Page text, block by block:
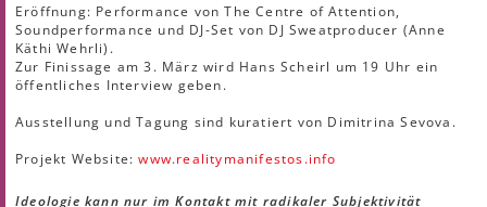
Eröffnung: Performance von The Centre of Attention,
Soundperformance und DJ-Set von DJ Sweatproducer (Anne
Käthi Wehrli).
Zur Finissage am 3. März wird Hans Scheirl um 19 Uhr ein
öffentliches Interview geben.
Ausstellung und Tagung sind kuratiert von Dimitrina Sevova.
Projekt Website:www.realitymanifestos.info
Ideologie kann nur im Kontakt mit radikaler Subjektivität